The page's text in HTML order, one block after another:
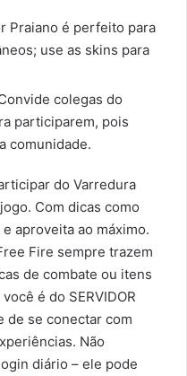
Praiano é perfeito para
use as skins para
colegas do
participarem, pois
comunidade.
do Varredura
Com dicas como
aproveita ao máximo.
Fire sempre trazem
de combate ou itens
é do SERVIDOR
de se conectar com
Não
diário – ele pode